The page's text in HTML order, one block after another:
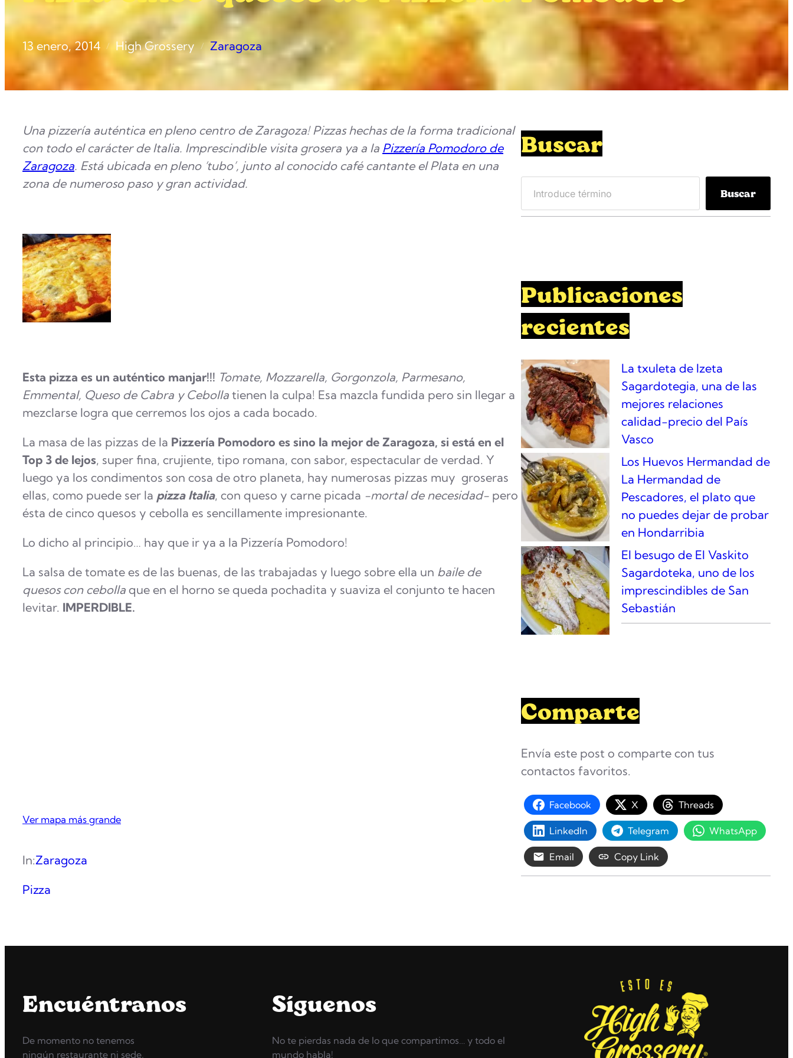
13 enero, 2014 / High Grossery / Zaragoza
Una pizzería auténtica en pleno centro de Zaragoza! Pizzas hechas de la forma tradicional
con todo el carácter de Italia. Imprescindible visita grosera ya a la Pizzería Pomodoro de
Zaragoza. Está ubicada en pleno ‘tubo’, junto al conocido café cantante el Plata en una
zona de numeroso paso y gran actividad.
Esta pizza es un auténtico manjar!!! Tomate, Mozzarella, Gorgonzola, Parmesano,
Emmental, Queso de Cabra y Cebolla tienen la culpa! Esa mazcla fundida pero sin llegar a
mezclarse logra que cerremos los ojos a cada bocado.
La masa de las pizzas de la Pizzería Pomodoro es sino la mejor de Zaragoza, si está en el
Top 3 de lejos, super fina, crujiente, tipo romana, con sabor, espectacular de verdad. Y
luego ya los condimentos son cosa de otro planeta, hay numerosas pizzas muy groseras
ellas, como puede ser la pizza Italia, con queso y carne picada -mortal de necesidad- pero
ésta de cinco quesos y cebolla es sencillamente impresionante.
Lo dicho al principio… hay que ir ya a la Pizzería Pomodoro!
La salsa de tomate es de las buenas, de las trabajadas y luego sobre ella un baile de
quesos con cebolla que en el horno se queda pochadita y suaviza el conjunto te hacen
levitar. IMPERDIBLE.
Ver mapa más grande
In:Zaragoza
Pizza
Buscar
a
Buscar
Publicaciones
recientes
La txuleta de Izeta
Sagardotegia, una de las
mejores relaciones
calidad-precio del País
Vasco
Los Huevos Hermandad de
La Hermandad de
Pescadores, el plato que
no puedes dejar de probar
en Hondarribia
El besugo de El Vaskito
Sagardoteka, uno de los
imprescindibles de San
Sebastián
Comparte
Envía este post o comparte con tus
contactos favoritos.
Facebook X Threads
LinkedIn Telegram WhatsApp
Email Copy Link
Encuéntranos
De momento no tenemos
ningún restaurante ni sede,
Síguenos
No te pierdas nada de lo que compartimos… y todo el
mundo habla!